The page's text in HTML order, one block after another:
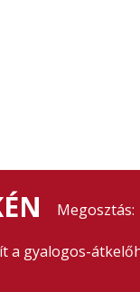
Megosztás:
a gyalogos-